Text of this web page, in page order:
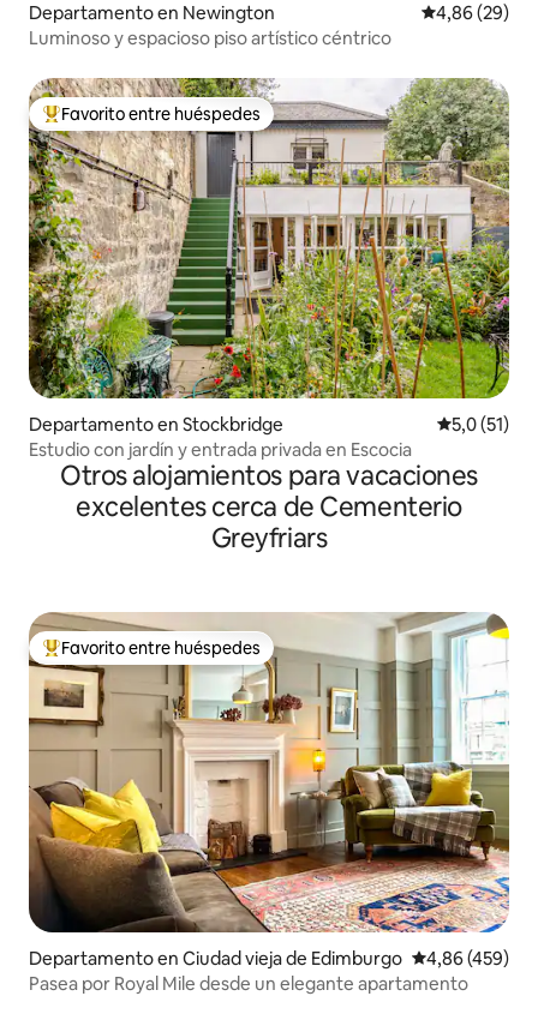
Departamento en Newington Calificación
4,86 (29)
Luminoso y espacioso piso artístico céntrico
Favorito entre los huéspedes más destacados
Favorito entre huéspedes
Departamento en Stockbridge Calificación
5,0 (51)
Estudio con jardín y entrada privada en Escocia
Otros alojamientos para vacaciones
excelentes cerca de Cementerio
Greyfriars
Favorito entre los huéspedes más destacados
Favorito entre huéspedes
Departamento en Ciudad vieja de Edimburgo Calificación
4,86 (459)
Pasea por Royal Mile desde un elegante apartamento